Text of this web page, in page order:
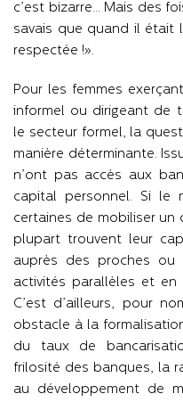
c’est bizarre… Mais des
savais que quand il était
respectée !».
Pour les femmes
informel ou dirigeant de
le secteur formel, la
manière déterminante.
n’ont pas accès aux
capital personnel. Si le
certaines de mobiliser un
plupart trouvent leur
auprès des proches ou
activités parallèles et
C’est d’ailleurs, pour
obstacle à la
du taux de
frilosité des banques, la
au développement de